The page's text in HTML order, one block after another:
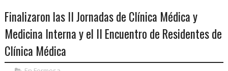
Finalizaron las II Jornadas de Clínica Médica y
Medicina Interna y el II Encuentro de Residentes de
Clínica Médica